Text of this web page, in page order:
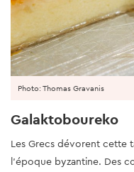
Galaktoboureko
Les Grecs dévorent cette
l'époque byzantine. Des
Photo: Thomas Gravanis